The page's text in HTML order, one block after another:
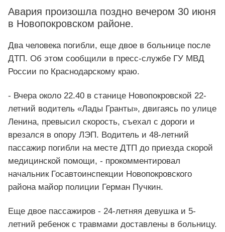
Авария произошла поздно вечером 30 июня
в Новопокровском районе.
Два человека погибли, еще двое в больнице после
ДТП. Об этом сообщили в пресс-службе ГУ МВД
России по Краснодарскому краю.
- Вчера около 22.40 в станице Новопокровской 22-
летний водитель «Лады Гранты», двигаясь по улице
Ленина, превысил скорость, съехал с дороги и
врезался в опору ЛЭП. Водитель и 48-летний
пассажир погибли на месте ДТП до приезда скорой
медицинской помощи, - прокомментировал
начальник Госавтоинспекции Новопокровского
района майор полиции Герман Пучкин.
Еще двое пассажиров - 24-летняя девушка и 5-
летний ребенок с травмами доставлены в больницу.